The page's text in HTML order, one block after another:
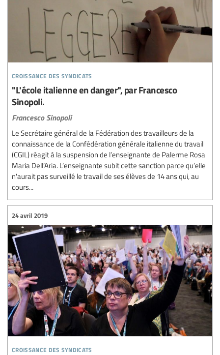
croissance des syndicats
"L'école italienne en danger", par Francesco
Sinopoli.
Francesco Sinopoli
Le Secrétaire général de la Fédération des travailleurs de la
connaissance de la Confédération générale italienne du travail
(CGIL) réagit à la suspension de l’enseignante de Palerme Rosa
Maria Dell’Aria. L’enseignante subit cette sanction parce qu’elle
n'aurait pas surveillé le travail de ses élèves de 14 ans qui, au
cours...
croissance des syndicats
24 avril 2019